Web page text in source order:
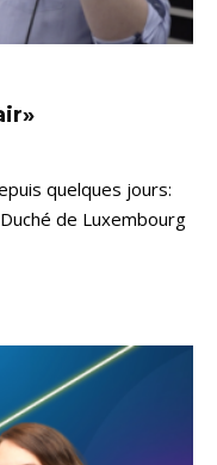
quelques jours:
de Luxembourg